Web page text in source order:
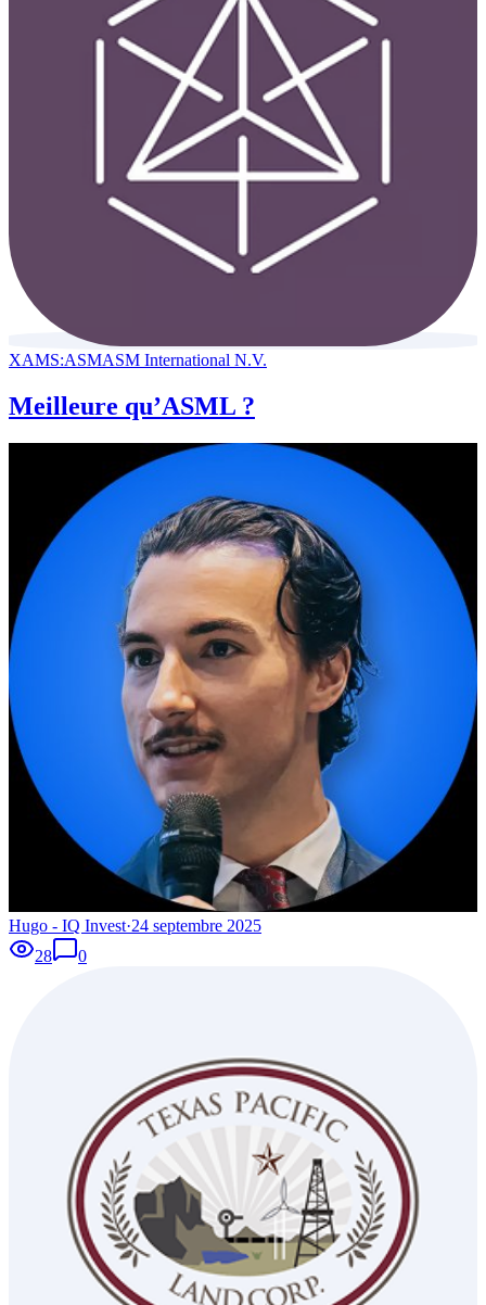
XAMS:ASMASM International N.V.
Meilleure qu’ASML ?
Hugo - IQ Invest·24 septembre 2025
28
0